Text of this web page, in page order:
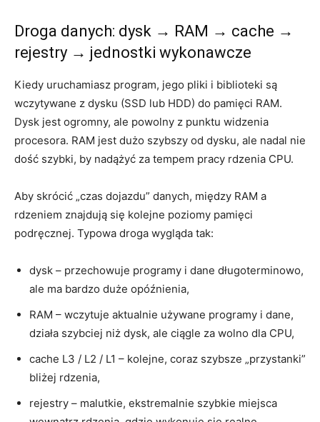
Droga danych: dysk → RAM → cache →
rejestry → jednostki wykonawcze
Kiedy uruchamiasz program, jego pliki i biblioteki są
wczytywane z dysku (SSD lub HDD) do pamięci RAM.
Dysk jest ogromny, ale powolny z punktu widzenia
procesora. RAM jest dużo szybszy od dysku, ale nadal nie
dość szybki, by nadążyć za tempem pracy rdzenia CPU.
Aby skrócić „czas dojazdu” danych, między RAM a
rdzeniem znajdują się kolejne poziomy pamięci
podręcznej. Typowa droga wygląda tak:
dysk – przechowuje programy i dane długoterminowo,
ale ma bardzo duże opóźnienia,
RAM – wczytuje aktualnie używane programy i dane,
działa szybciej niż dysk, ale ciągle za wolno dla CPU,
cache L3 / L2 / L1 – kolejne, coraz szybsze „przystanki”
bliżej rdzenia,
rejestry – malutkie, ekstremalnie szybkie miejsca